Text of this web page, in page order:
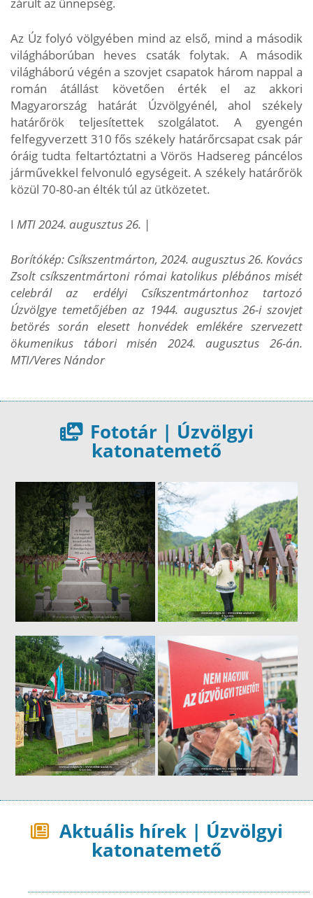
Az Úz folyó völgyében mind az első, mind a második
világháborúban heves csaták folytak. A második
világháború végén a szovjet csapatok három nappal a
román átállást követően érték el az akkori
Magyarország határát Úzvölgyénél, ahol székely
határőrök teljesítettek szolgálatot. A gyengén
felfegyverzett 310 fős székely határőrcsapat csak pár
óráig tudta feltartóztatni a Vörös Hadsereg páncélos
járművekkel felvonuló egységeit. A székely határőrök
közül 70-80-an élték túl az ütközetet.
I MTI 2024. augusztus 26. |
Borítókép: Csíkszentmárton, 2024. augusztus 26. Kovács
Zsolt csíkszentmártoni római katolikus plébános misét
celebrál az erdélyi Csíkszentmártonhoz tartozó
Úzvölgye temetőjében az 1944. augusztus 26-i szovjet
betörés során elesett honvédek emlékére szervezett
ökumenikus tábori misén 2024. augusztus 26-án.
MTI/Veres Nándor
Fototár | Úzvölgyi
katonatemető
Aktuális hírek | Úzvölgyi
katonatemető